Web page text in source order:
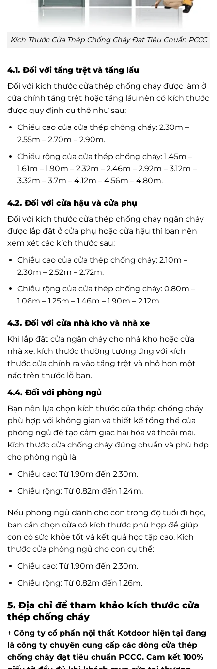
Kích Thước Cửa Thép Chống Cháy Đạt Tiêu Chuẩn PCCC
4.1. Đối với tầng trệt và tầng lầu
Đối với kích thước cửa thép chống cháy được làm ở
cửa chính tầng trệt hoặc tầng lầu nên có kích thước
được quy định cụ thể như sau:
Chiều cao của cửa thép chống cháy: 2.30m –
2.55m – 2.70m – 2.90m.
Chiều rộng của cửa thép chống cháy: 1.45m –
1.61m – 1.90m – 2.32m – 2.46m – 2.92m – 3.12m –
3.32m – 3.7m – 4.12m – 4.56m – 4.80m.
4.2. Đối với cửa hậu và cửa phụ
Đối với kích thước cửa thép chống cháy ngăn cháy
được lắp đặt ở cửa phụ hoặc cửa hậu thì bạn nên
xem xét các kích thước sau:
Chiều cao của cửa thép chống cháy: 2.10m –
2.30m – 2.52m – 2.72m.
Chiều rộng của cửa thép chống cháy: 0.80m –
1.06m – 1.25m – 1.46m – 1.90m – 2.12m.
4.3. Đối với cửa nhà kho và nhà xe
Khi lắp đặt cửa ngăn cháy cho nhà kho hoặc cửa
nhà xe, kích thước thường tương ứng với kích
thước cửa chính ra vào tầng trệt và nhỏ hơn một
nấc trên thước lỗ ban.
4.4. Đối với phòng ngủ
Bạn nên lựa chọn kích thước cửa thép chống cháy
phù hợp với không gian và thiết kế tổng thể của
phòng ngủ để tạo cảm giác hài hòa và thoải mái.
Kích thước cửa chống cháy đúng chuẩn và phù hợp
cho phòng ngủ là:
Chiều cao: Từ 1.90m đến 2.30m.
Chiều rộng: Từ 0.82m đến 1.24m.
Nếu phòng ngủ dành cho con trong độ tuổi đi học,
bạn cần chọn cửa có kích thước phù hợp để giúp
con có sức khỏe tốt và kết quả học tập cao. Kích
thước cửa phòng ngủ cho con cụ thể:
Chiều cao: Từ 1.90m đến 2.30m.
Chiều rộng: Từ 0.82m đến 1.26m.
5. Địa chỉ để tham khảo kích thước cửa
thép chống cháy
+ Công ty cổ phần nội thất Kotdoor hiện tại đang
là công ty chuyên cung cấp các dòng cửa thép
chống cháy đạt tiêu chuẩn PCCC. Cam kết 100%